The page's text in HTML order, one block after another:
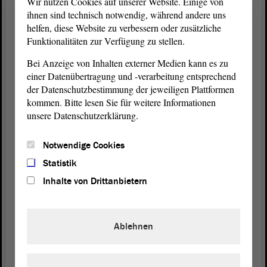
Jäger und Eva Gerth (v.l.n.r.). Foto: Stefan Müller
Den Vertrauenspersonen einer Volksinitiative wird Rederecht
während der Landtagssitzung und in den fachlich zuständigen, vom
Landtagbestimmten Ausschüssen eingeräumt. Wird die
Unterschriftenzahl von 30 000 nicht erreicht, wird die
Volksinitiative wie eine Sammelpetition behandelt und in den
Petitionsausschussüberwiesen. Unterstützen mindestens
4 000 Menschen die Volksinitiative mit ihrer Unterschrift, haben
deren Vertrauensleute das Recht auf
Schon gewusst?
Kinder“ in der Sitzung des Landtags am 17.
ihnen sind technisch notwendig, während andere uns
helfen, diese Website zu verbessern oder zusätzliche
Funktionalitäten zur Verfügung zu stellen.
Bei Anzeige von Inhalten externer Medien kann es zu
einer Datenübertragung und -verarbeitung entsprechend
der Datenschutzbestimmung der jeweiligen Plattformen
kommen. Bitte lesen Sie für weitere Informationen
unsere Datenschutzerklärung.
Notwendige Cookies
Statistik
Inhalte von Drittanbietern
Ablehnen